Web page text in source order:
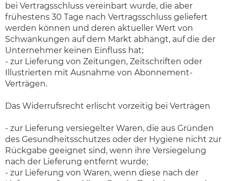
bei Vertragsschluss vereinbart wurde, die aber
frühestens 30 Tage nach Vertragsschluss geliefert
werden können und deren aktueller Wert von
Schwankungen auf dem Markt abhängt, auf die der
Unternehmer keinen Einfluss hat;
- zur Lieferung von Zeitungen, Zeitschriften oder
Illustrierten mit Ausnahme von Abonnement-
Verträgen.
Das Widerrufsrecht erlischt vorzeitig bei Verträgen
- zur Lieferung versiegelter Waren, die aus Gründen
des Gesundheitsschutzes oder der Hygiene nicht zur
Rückgabe geeignet sind, wenn ihre Versiegelung
nach der Lieferung entfernt wurde;
- zur Lieferung von Waren, wenn diese nach der